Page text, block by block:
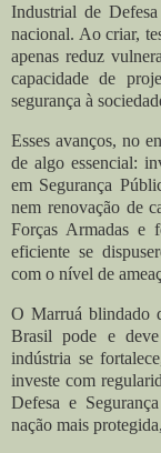
Industrial de
nacional. Ao criar,
apenas reduz
capacidade de
segurança à
Esses avanços, no
de algo essencial:
em Segurança
nem renovação de
Forças Armadas e
eficiente se
com o nível de
O Marruá blindado
Brasil pode e
indústria se
investe com
Defesa e
nação mais